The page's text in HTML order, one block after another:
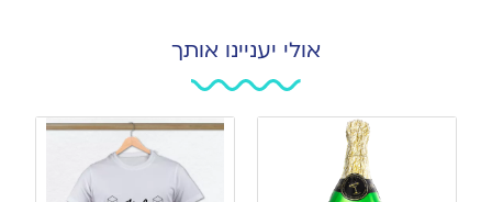
אולי יעניינו אותך